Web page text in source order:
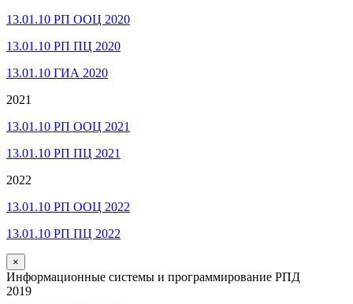
13.01.10 РП ООЦ 2020
13.01.10 РП ПЦ 2020
13.01.10 ГИА 2020
2021
13.01.10 РП ООЦ 2021
13.01.10 РП ПЦ 2021
2022
13.01.10 РП ООЦ 2022
13.01.10 РП ПЦ 2022
×
Информационные системы и программирование РПД
2019